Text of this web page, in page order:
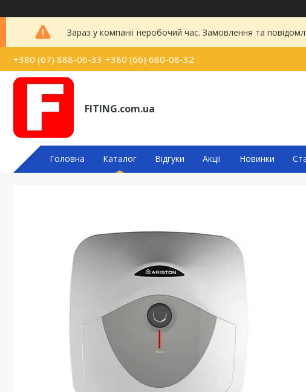
Зараз у компанії неробочий час. Замовлення та
+380 (67) 888-06-33 +380 (66) 680-08-32
FITING.com.ua
Головна Каталог Відгуки Акції Новинки